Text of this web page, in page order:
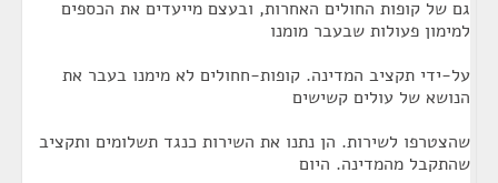
גם של קופות החולים האחרות, ובעצם מייעדים את הכספים
למימון פעולות שבעבר מומנו
על-ידי תקציב המדינה. קופות-חחולים לא מימנו בעבר את
הנושא של עולים קשישים
שהצטרפו לשירות. הן נתנו את השירות כנגד תשלומים ותקציב
שהתקבל מהמדינה. היום